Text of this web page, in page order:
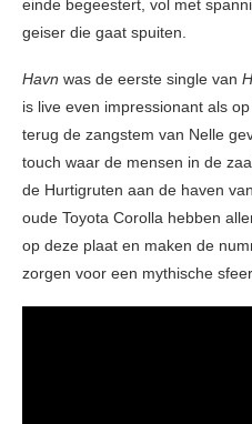
einde begeestert, vol met
geiser die gaat spuiten.
Havn was de eerste single van
is live even impressionant als
terug de zangstem van Nelle
touch waar de mensen in de
de Hurtigruten aan de haven
oude Toyota Corolla hebben
op deze plaat en maken de
zorgen voor een mythische